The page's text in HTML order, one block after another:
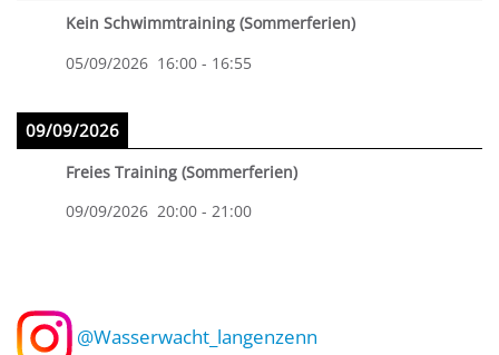
Kein Schwimmtraining (Sommerferien)
05/09/2026 16:00 - 16:55
09/09/2026
Freies Training (Sommerferien)
09/09/2026 20:00 - 21:00
@Wasserwacht_langenzenn